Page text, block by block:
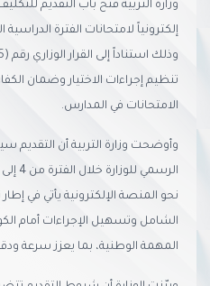
وزارة التربية فتح باب التقديم
تنظيم إجراءات الاختيار وضمان
الامتحانات في المدارس.
وأوضحت وزارة التربية أن التقديم
نحو المنصة الإلكترونية يأتي في
الشامل وتسهيل الإجراءات أمام
المهمة الوطنية، بما يعزز سرعة